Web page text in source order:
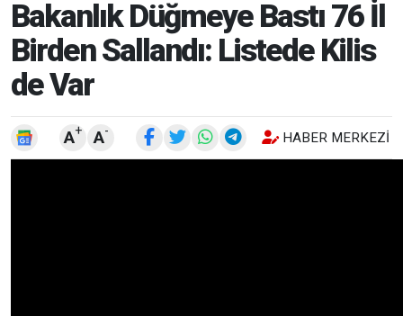
Bakanlık Düğmeye Bastı 76 İl
Birden Sallandı: Listede Kilis
de Var
A+ A- HABER MERKEZI